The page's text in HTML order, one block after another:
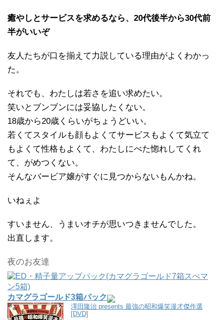
癒やしとサービスを求めるなら、20代後半から30代前
半がいいぞ
友人たちが口を揃えて力説している理由がよくわかっ
た。
それでも、わたしは若さを追い求めたい。
笑いとブンブンには妥協したくない。
18歳から20歳くらいがちょうどいい。
若くてスタイルも顔もよくてサービスもよくて気立て
もよくて性格もよくて、わたしにべた惚れしてくれ
て、がめつくない。
そんなバービア嬢がすぐに見つからないもんかね。
いねぇよ
すいません、うまいオチが思いつきませんでした。
出直します。
夜のお友達
カマグラゴールド3箱パック
澤田隆治 presents 最強の昭和爆笑漫才傑作選
[DVD]